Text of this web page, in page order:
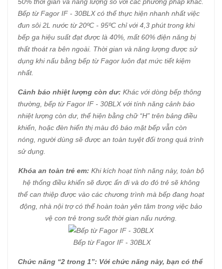
Bếp từ Fagor IF - 30BLX có thể thực hiện nhanh nhất việc
đun sôi 2L nước từ 20ºC - 95ºC chỉ với 4,3 phút trong khi
bếp ga hiệu suất đạt được là 40%, mất 60% điện năng bị
thất thoát ra bên ngoài. Thời gian và năng lượng được sử
dụng khi nấu bằng bếp từ Fagor luôn đạt mức tiết kiệm
nhất.
Cảnh báo nhiệt lượng còn dư: Khác với dòng bếp thông
thường, bếp từ Fagor IF - 30BLX với tính năng cảnh báo
nhiệt lượng còn dư, thể hiện bằng chữ “H” trên bảng điều
khiển, hoặc đèn hiển thị màu đỏ báo mặt bếp vẫn còn
nóng, người dùng sẽ được an toàn tuyệt đối trong quá trình
sử dụng.
Khóa an toàn trẻ em: Khi kích hoạt tính năng này, toàn bộ
hệ thống điều khiển sẽ được ẩn đi và do đó trẻ sẽ không
thể can thiệp được vào các chương trình mà bếp đang hoạt
động, nhà nội trợ có thể hoàn toàn yên tâm trong việc bảo
vệ con trẻ trong suốt thời gian nấu nướng.
Bếp từ Fagor IF - 30BLX
Chức năng “2 trong 1”: Với chức năng này, bạn có thể